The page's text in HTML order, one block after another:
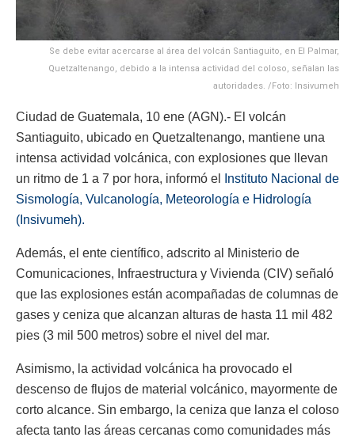
Se debe evitar acercarse al área del volcán Santiaguito, en El Palmar,
Quetzaltenango, debido a la intensa actividad del coloso, señalan las
autoridades. /Foto: Insivumeh
Ciudad de Guatemala, 10 ene (AGN).- El volcán
Santiaguito, ubicado en Quetzaltenango, mantiene una
intensa actividad volcánica, con explosiones que llevan
un ritmo de 1 a 7 por hora, informó el
Instituto Nacional de
Sismología, Vulcanología, Meteorología e Hidrología
(Insivumeh).
Además, el ente científico, adscrito al Ministerio de
Comunicaciones, Infraestructura y Vivienda (CIV) señaló
que las explosiones están acompañadas de columnas de
gases y ceniza que alcanzan alturas de hasta 11 mil 482
pies (3 mil 500 metros) sobre el nivel del mar.
Asimismo, la actividad volcánica ha provocado el
descenso de flujos de material volcánico, mayormente de
corto alcance. Sin embargo, la ceniza que lanza el coloso
afecta tanto las áreas cercanas como comunidades más